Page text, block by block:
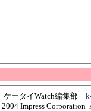
ケータイWatch編集部
Impress Corporation